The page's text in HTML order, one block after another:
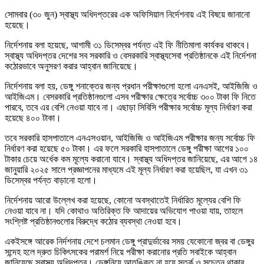
সোমবার (৩০ জুন) স্বাস্থ্য অধিদপ্তরের এক অফিসিয়াল নির্দেশনায় এই বিষয়ে জানানো
হয়েছে।
নির্দেশনায় বলা হয়েছে, আগামী ৩১ ডিসেম্বর পর্যন্ত এই ফি নীতিমালা কার্যকর থাকবে।
স্বাস্থ্য অধিদপ্তর দেশের সব সরকারি ও বেসরকারি স্বাস্থ্যসেবা প্রতিষ্ঠানকে এই নির্দেশনা
কঠোরভাবে অনুসরণ করার আহ্বান জানিয়েছে।
নির্দেশনায় বলা হয়, ডেঙ্গু শনাক্তের জন্য প্রধান পরীক্ষাগুলো হলো এনএসই, আইজিজি ও
আইজিএম। বেসরকারি প্রতিষ্ঠানগুলো এসব পরীক্ষার ক্ষেত্রে সর্বোচ্চ ৩০০ টাকা ফি নিতে
পারবে, তবে এর বেশি নেওয়া যাবে না। এছাড়া সিবিসি পরীক্ষার সর্বোচ্চ মূল্য নির্ধারণ করা
হয়েছে ৪০০ টাকা।
তবে সরকারি হাসপাতালে এনএসওয়ান, আইজিজি ও আইজিএম পরীক্ষার জন্য সর্বোচ্চ ফি
নির্ধারণ করা হয়েছে ৫০ টাকা। এর ফলে সরকারি হাসপাতালে ডেঙ্গু পরীক্ষা আগের ১০০
টাকার চেয়ে অর্ধেক কম মূল্যে করানো যাবে। স্বাস্থ্য অধিদপ্তর জানিয়েছে, এর আগে ১৪
জানুয়ারি ২০২৫ সালে প্রজ্ঞাপনের মাধ্যমে এই মূল্য নির্ধারণ করা হয়েছিল, যা এখন ৩১
ডিসেম্বর পর্যন্ত বাড়ানো হলো।
নির্দেশনায় আরো উল্লেখ করা হয়েছে, কোনো অবস্থাতেই নির্ধারিত মূল্যের বেশি ফি
নেওয়া যাবে না। যদি কোথাও অতিরিক্ত ফি আদায়ের অভিযোগ পাওয়া যায়, তাহলে
সংশ্লিষ্ট প্রতিষ্ঠানগুলোর বিরুদ্ধে কঠোর ব্যবস্থা নেওয়া হবে।
একইসঙ্গে আরেক নির্দশনায় দেশে চলমান ডেঙ্গু প্রাদুর্ভাবের সময় যেকোনো জ্বর বা ডেঙ্গুর
সন্দেহ হলে দ্রুত চিকিৎসকের পরামর্শ নিয়ে পরীক্ষা করানোর প্রতি সবাইকে আহ্বান